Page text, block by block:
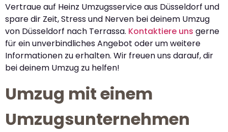
Vertraue auf Heinz Umzugsservice aus Düsseldorf und
spare dir Zeit, Stress und Nerven bei deinem Umzug
von Düsseldorf nach Terrassa. Kontaktiere uns gerne
für ein unverbindliches Angebot oder um weitere
Informationen zu erhalten. Wir freuen uns darauf, dir
bei deinem Umzug zu helfen!
Umzug mit einem
Umzugsunternehmen